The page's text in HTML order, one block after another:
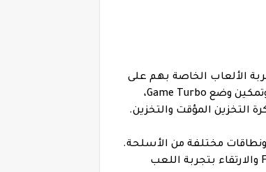
الألعاب الخاصة بهم على
هاتف Tecno Spark 2 . مسح تطبيقات الخلفية، وضبط إعدادات الرسومات، وتمكين وضع Game Turbo،
التخزين المؤقت والتخزين.
ونطاقات مختلفة من الأسلحة.
بالصبر والمثابرة، يمكنك ضبط إعدادات الحساسية الخاصة بك في Free Fire والارتقاء بتجربة اللعب